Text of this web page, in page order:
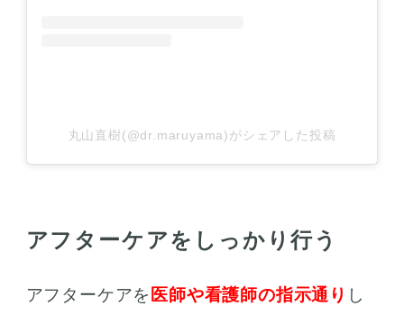
丸山直樹(@dr.maruyama)がシェアした投稿
アフターケアをしっかり行う
アフターケアを 医師や看護師の指示通り し